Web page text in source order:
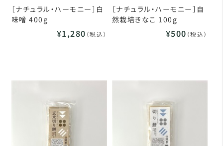
［ナチュラル・ハーモニー］白
味噌 400g
¥1,280 （税込）
［ナチュラル・ハーモニー］自
然栽培きなこ 100g
¥500 （税込）